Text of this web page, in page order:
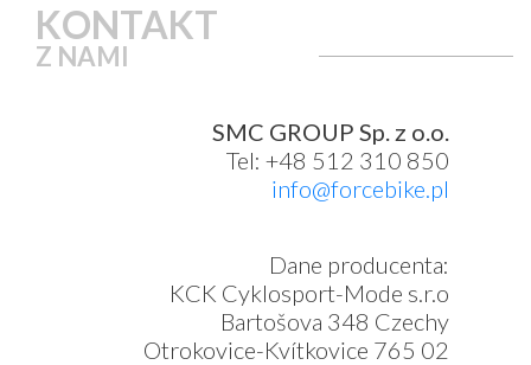
KONTAKT
Z NAMI
SMC GROUP Sp. z o.o.
Tel: +48 512 310 850
info@forcebike.pl
Dane producenta:
KCK Cyklosport-Mode s.r.o
Bartošova 348 Czechy
Otrokovice-Kvítkovice 765 02